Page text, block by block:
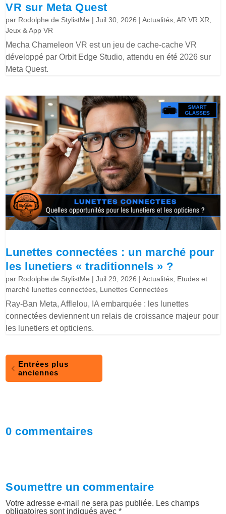
VR sur Meta Quest
par Rodolphe de StylistMe |Juil 30, 2026 |Actualités ,AR VR XR
Jeux & App VR
Mecha Chameleon VR est un jeu de cache-cache VR
développé par Orbit Edge Studio, attendu en été 2026 sur
Meta Quest.
Lunettes connectées : un marché pour
les lunetiers « traditionnels » ?
par Rodolphe de StylistMe |Juil 29, 2026 |Actualités Etudes et
marché lunettes connectées Lunettes Connectées
Ray-Ban Meta, Afflelou, IA embarquée : les lunettes
connectées deviennent un relais de croissance majeur pour
les lunetiers et opticiens.
Entrées plus
anciennes
0 commentaires
Soumettre un commentaire
Votre adresse e-mail ne sera pas publiée. Les champs
obligatoires sont indiqués avec*